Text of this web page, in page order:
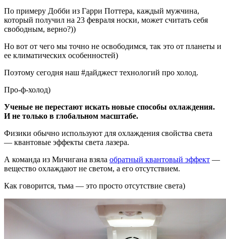
По примеру Добби из Гарри Поттера, каждый мужчина,
который получил на 23 февраля носки, может считать себя
свободным, верно?))
Но вот от чего мы точно не освободимся, так это от планеты и
ее климатических особенностей)
Поэтому сегодня наш #дайджест технологий про холод.
Про-ф-холод)
Ученые не перестают искать новые способы охлаждения.
И не только в глобальном масштабе.
Физики обычно используют для охлаждения свойства света
— квантовые эффекты света лазера.
А команда из Мичигана взяла обратный квантовый эффект —
вещество охлаждают не светом, а его отсутствием.
Как говорится, тьма — это просто отсутствие света)